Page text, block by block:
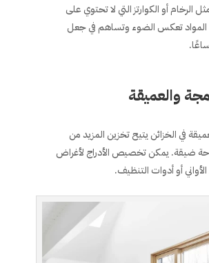
أو الكوارتز التي لا تحتوي على
المواد تعكس الضوء وتساهم في جعل
والعميقة
في الخزائن يتيح تخزين المزيد من
ضيقة. يمكن تخصيص الأدراج لأغراض
أو أدوات التنظيف.